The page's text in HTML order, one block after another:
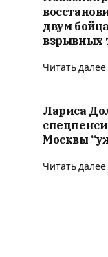
двум
взрывных
Читать далее
Лариса
Москвы
Читать далее